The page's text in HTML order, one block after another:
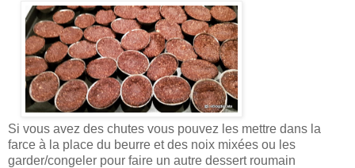
Si vous avez des chutes vous pouvez les mettre dans la
farce à la place du beurre et des noix mixées ou les
garder/congeler pour faire un autre dessert roumain